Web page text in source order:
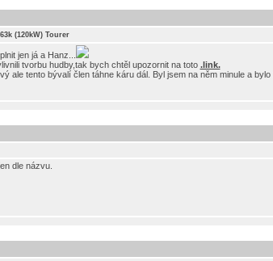
(120kW) Tourer
jen já a Hanz...
tvorbu hudby,tak bych chtěl upozornit na toto .link.
ale tento bývalí člen táhne káru dál. Byl jsem na něm minule a bylo
dle názvu.